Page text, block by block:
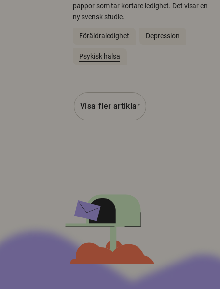
pappor som tar kortare ledighet. Det visar en
ny svensk studie.
Föräldraledighet Depression
Psykisk hälsa
Visa fler artiklar